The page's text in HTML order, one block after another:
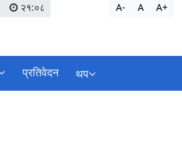
२१:०८ A- A A+
प्रतिवेदन थप